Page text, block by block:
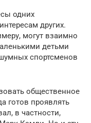
одних
других.
могут взаимно
детьми
спортсменов
общественное
готов проявлять
в частности,